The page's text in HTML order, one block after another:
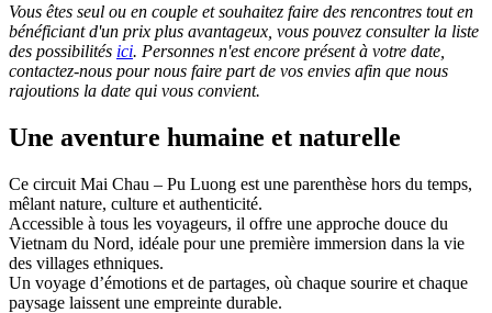
Vous êtes seul ou en couple et souhaitez faire des rencontres tout en
bénéficiant d'un prix plus avantageux, vous pouvez consulter la liste
des possibilités ici. Personnes n'est encore présent à votre date,
contactez-nous pour nous faire part de vos envies afin que nous
rajoutions la date qui vous convient.
Une aventure humaine et naturelle
Ce circuit Mai Chau – Pu Luong est une parenthèse hors du temps,
mêlant nature, culture et authenticité.
Accessible à tous les voyageurs, il offre une approche douce du
Vietnam du Nord, idéale pour une première immersion dans la vie
des villages ethniques.
Un voyage d’émotions et de partages, où chaque sourire et chaque
paysage laissent une empreinte durable.